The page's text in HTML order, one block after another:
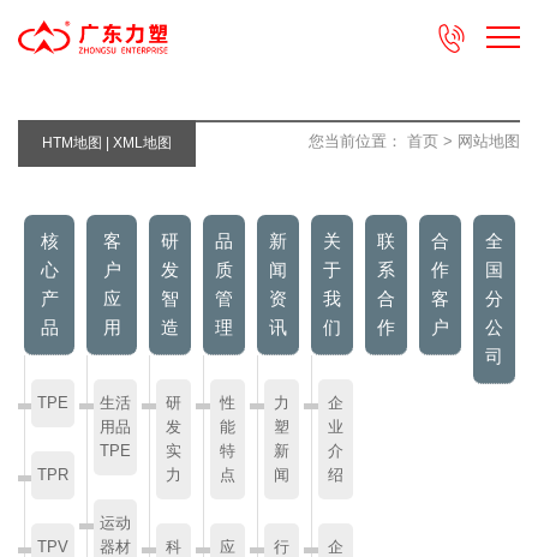

HTM地图 XML地图 您当前位置： 首页 > 网站地图
核
心
产
品
TPE
TPR
TPV
客
户
应
用
生活
用品
TPE
运动
器材
研
发
智
造
研
发
实
力
科
品
质
管
理
性
能
特
点
应
新
闻
资
讯
力
塑
新
闻
行
关
于
我
们
企
业
介
绍
企
联
系
合
作
合
作
客
户
全
国
分
公
司